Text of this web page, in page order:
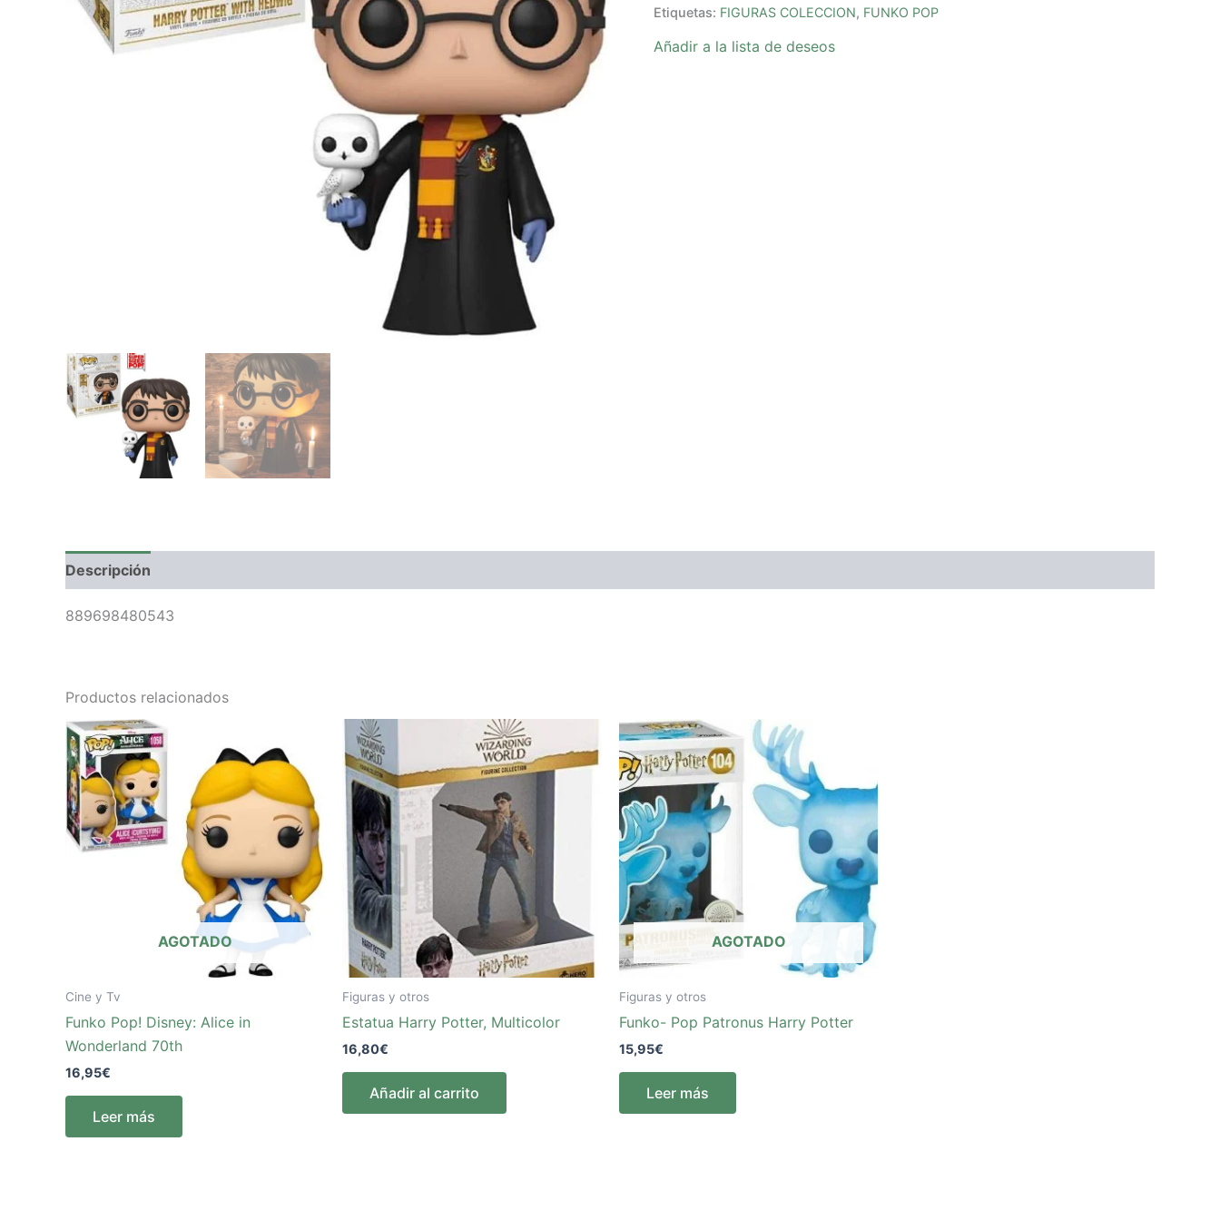
Etiquetas: FIGURAS COLECCION, FUNKO POP
Añadir a la lista de deseos
Descripción
889698480543
Productos relacionados
AGOTADO
Cine y Tv
Funko Pop! Disney: Alice in
Wonderland 70th
16,95€
Leer más
Figuras y otros
Estatua Harry Potter, Multicolor
16,80€
Añadir al carrito
AGOTADO
Figuras y otros
Funko- Pop Patronus Harry Potter
15,95€
Leer más